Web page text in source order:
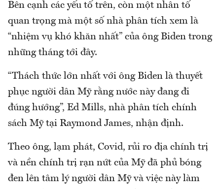
Bên cạnh các yếu tố trên, còn một nhân tố
quan trọng mà một số nhà phân tích xem là
“nhiệm vụ khó khăn nhất” của ông Biden trong
những tháng tới đây.
“Thách thức lớn nhất với ông Biden là thuyết
phục người dân Mỹ rằng nước này đang đi
đúng hướng”, Ed Mills, nhà phân tích chính
sách Mỹ tại Raymond James, nhận định.
Theo ông, lạm phát, Covid, rủi ro địa chính trị
và nền chính trị rạn nứt của Mỹ đã phủ bóng
đen lên tâm lý người dân Mỹ và việc này làm